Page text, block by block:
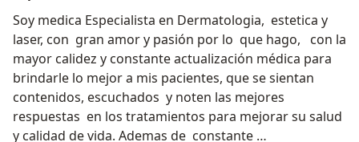
Soy medica Especialista en Dermatologia, estetica y
laser, con gran amor y pasión por lo que hago, con la
mayor calidez y constante actualización médica para
brindarle lo mejor a mis pacientes, que se sientan
contenidos, escuchados y noten las mejores
respuestas en los tratamientos para mejorar su salud
y calidad de vida. Ademas de constante